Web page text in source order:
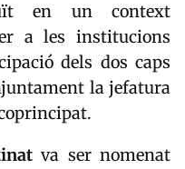
en un context
a les institucions
dels dos caps
la jefatura
va ser nomenat